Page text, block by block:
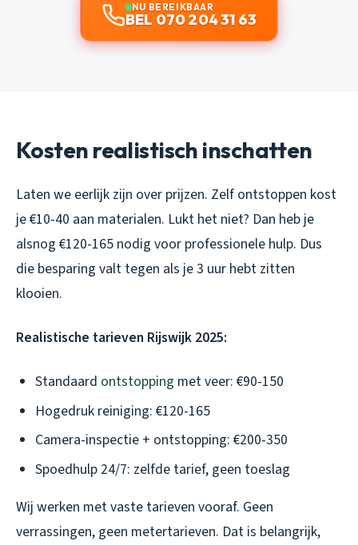
NU BEREIKBAAR
BEL 070 204 31 63
Kosten realistisch inschatten
Laten we eerlijk zijn over prijzen. Zelf ontstoppen kost
je €10-40 aan materialen. Lukt het niet? Dan heb je
alsnog €120-165 nodig voor professionele hulp. Dus
die besparing valt tegen als je 3 uur hebt zitten
klooien.
Realistische tarieven Rijswijk 2025:
Standaard ontstopping met veer: €90-150
Hogedruk reiniging: €120-165
Camera-inspectie + ontstopping: €200-350
Spoedhulp 24/7: zelfde tarief, geen toeslag
Wij werken met vaste tarieven vooraf. Geen
verrassingen, geen metertarieven. Dat is belangrijk,